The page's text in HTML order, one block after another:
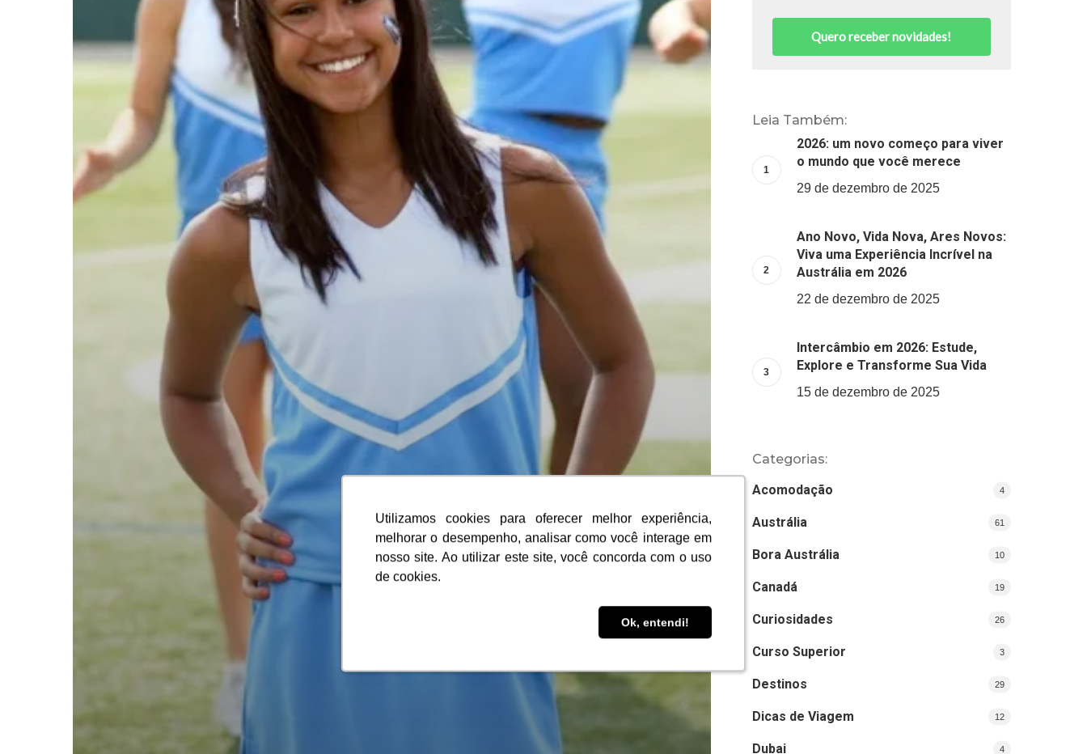
Utilizamos cookies para oferecer melhor experiência,
melhorar o desempenho, analisar como você interage em
nosso site. Ao utilizar este site, você concorda com o uso
de cookies.
Ok, entendi!
Utilizamos cookies para oferecer melhor experiência,
melhorar o desempenho, analisar como você interage em
nosso site. Ao utilizar este site, você concorda com o uso
de cookies.
Ok, entendi!
Quero receber novidades!
Leia Também:
2026: um novo começo para viver
o mundo que você merece
29 de dezembro de 2025
Ano Novo, Vida Nova, Ares Novos:
Viva uma Experiência Incrível na
Austrália em 2026
22 de dezembro de 2025
Intercâmbio em 2026: Estude,
Explore e Transforme Sua Vida
15 de dezembro de 2025
Categorias:
Acomodação
4
Austrália 61
Bora Austrália 10
Canadá 19
Curiosidades 26
Curso Superior 3
Destinos 29
Dicas de Viagem 12
Dubai 4